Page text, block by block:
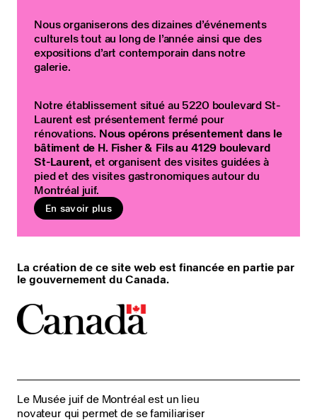
Nous organiserons des dizaines d’événements
culturels tout au long de l’année ainsi que des
expositions d’art contemporain dans notre
galerie.
Notre établissement situé au 5220 boulevard St-
Laurent est présentement fermé pour
rénovations. Nous opérons présentement dans le
bâtiment de H. Fisher & Fils au 4129 boulevard
St-Laurent, et organisent des visites guidées à
pied et des visites gastronomiques autour du
Montréal juif.
En savoir plus
La création de ce site web est financée en partie par
le gouvernement du Canada.
Le Musée juif de Montréal est un lieu
novateur qui permet de se familiariser